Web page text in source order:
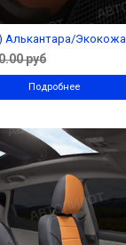
Экокожа
руб
Подробнее